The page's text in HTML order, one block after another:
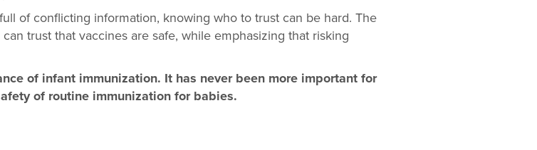
of conflicting information, knowing who to trust can be hard. The
trust that vaccines are safe, while emphasizing that risking
of infant immunization. It has never been more important for
of routine immunization for babies.